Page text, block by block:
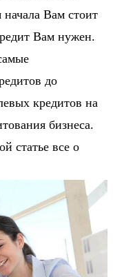
Вам стоит
Вам нужен.
до
кредитов на
бизнеса.
статье все о